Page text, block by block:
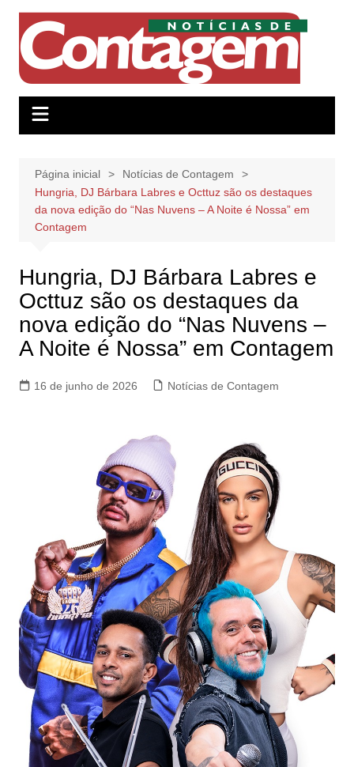
conteúdo
Página inicial
Notícias de Contagem
Hungria, DJ Bárbara Labres e Octtuz são os destaques
da nova edição do “Nas Nuvens – A Noite é Nossa” em
Contagem
Hungria, DJ Bárbara Labres e
Octtuz são os destaques da
nova edição do “Nas Nuvens –
A Noite é Nossa” em Contagem
16 de junho de 2026 Notícias de Contagem